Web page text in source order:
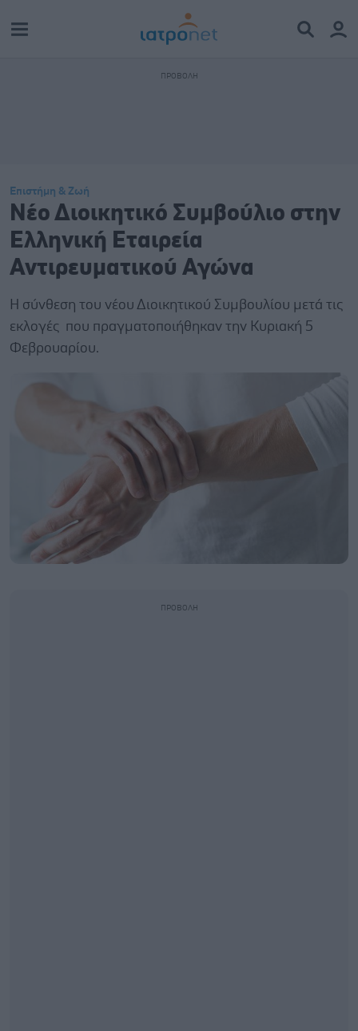
Επιστήμη & Ζωή
Νέο Διοικητικό Συμβούλιο στην
Ελληνική Εταιρεία
Αντιρευματικού Αγώνα
Η σύνθεση του νέου Διοικητικού Συμβουλίου μετά τις
εκλογές που πραγματοποιήθηκαν την Κυριακή 5
Φεβρουαρίου.